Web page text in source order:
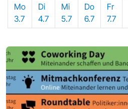
Mo
3.7
Di
4.7
Mi
5.7
Do
6.7
Fr
7.7